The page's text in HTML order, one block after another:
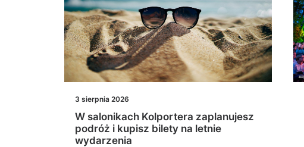
3 sierpnia 2026
W salonikach Kolportera zaplanujesz
podróż i kupisz bilety na letnie
wydarzenia